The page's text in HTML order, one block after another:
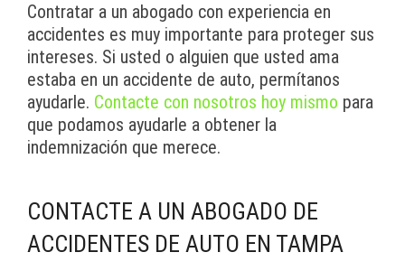
Contratar a un abogado con experiencia en
accidentes es muy importante para proteger sus
intereses. Si usted o alguien que usted ama
estaba en un accidente de auto, permítanos
ayudarle. Contacte con nosotros hoy mismo para
que podamos ayudarle a obtener la
indemnización que merece.
CONTACTE A UN ABOGADO DE
ACCIDENTES DE AUTO EN TAMPA